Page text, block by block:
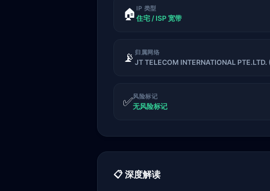
🏠 IP 类型
住宅 / ISP 宽带
📡 归属网络
JT TELECOM INTERNATIONAL
✅风险标记
无风险标记
📋 深度解读